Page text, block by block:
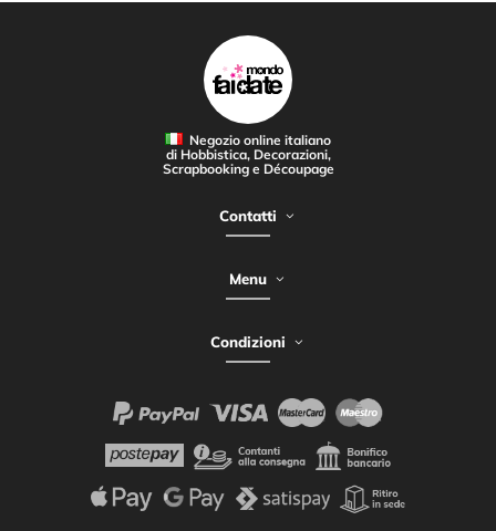
Negozio online italiano
di Hobbistica, Decorazioni,
Scrapbooking e Découpage
Contatti
Menu
Condizioni